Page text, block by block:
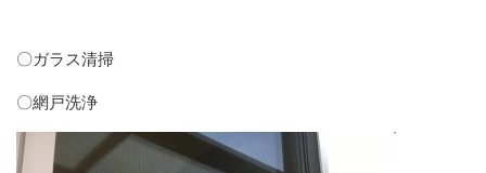
〇ガラス清掃
〇網戸洗浄